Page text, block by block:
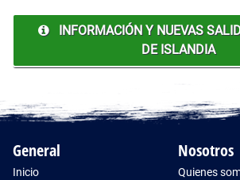
INFORMACIÓN Y NUEVAS
DE ISLANDIA
General
Inicio
Nosotros
Quienes